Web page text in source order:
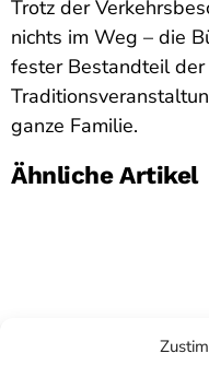
Trotz der
nichts im Weg – die
fester Bestandteil
ganze Familie.
Ähnliche Artikel